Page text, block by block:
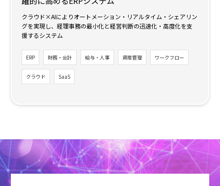
クラウド×AIによりオートメーション・リアルタイム・シェアリン
グを実現し、経理事務の最小化と経営判断の迅速化・高度化を支
援するシステム
ERP 財務・会計 給与・人事 資産管理 ワークフロー
クラウド SaaS